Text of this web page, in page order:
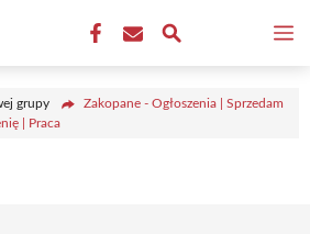
grupy
Zakopane - Ogłoszenia | Sprzedam
| Praca